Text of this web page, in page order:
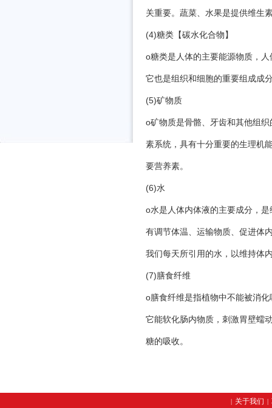
关重要。蔬菜、水果是提供维生
(4)糖类【碳水化合物】
o糖类是人体的主要能源物质，
它也是组织和细胞的重要组成成
(5)矿物质
o矿物质是骨骼、牙齿和其他组
素系统，具有十分重要的生理机
要营养素。
(6)水
o水是人体内体液的主要成分，
有调节体温、运输物质、促进体
我们每天所引用的水，以维持体
(7)膳食纤维
o膳食纤维是指植物中不能被消
它能软化肠内物质，刺激胃壁蠕
糖的吸收。
| 关于我们 |